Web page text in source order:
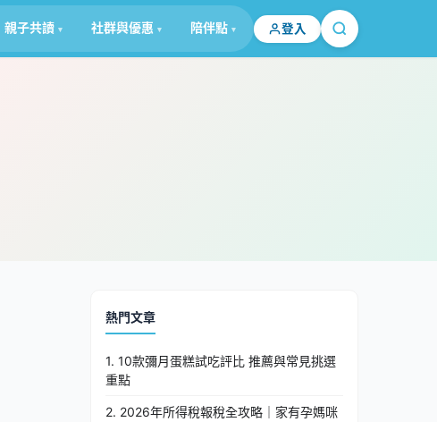
親子共讀 社群與優惠 陪伴點 登入
熱門文章
1. 10款彌月蛋糕試吃評比 推薦與常見挑選
重點
2. 2026年所得稅報稅全攻略｜家有孕媽咪